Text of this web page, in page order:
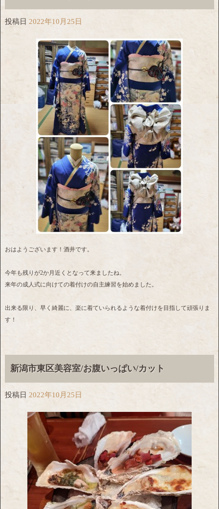
投稿日 2022年10月25日
おはようございます！酒井です。
今年も残りが2か月近くとなって来ましたね。
来年の成人式に向けての着付けの自主練習を始めました。
出来る限り、早く綺麗に、楽に着ていられるような着付けを目指して頑張りま
す！
新潟市東区美容室/お腹いっぱい/カット
投稿日 2022年10月25日